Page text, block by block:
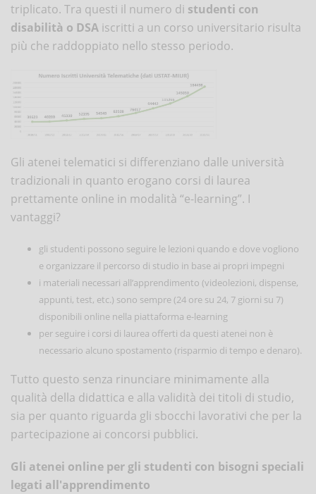
triplicato. Tra questi il numero di studenti con
disabilità o DSA iscritti a un corso universitario risulta
più che raddoppiato nello stesso periodo.
Gli atenei telematici si differenziano dalle università
tradizionali in quanto erogano corsi di laurea
prettamente online in modalità “e-learning”. I
vantaggi?
gli studenti possono seguire le lezioni quando e dove vogliono
e organizzare il percorso di studio in base ai propri impegni
i materiali necessari all’apprendimento (videolezioni, dispense,
appunti, test, etc.) sono sempre (24 ore su 24, 7 giorni su 7)
disponibili online nella piattaforma e-learning
per seguire i corsi di laurea offerti da questi atenei non è
necessario alcuno spostamento (risparmio di tempo e denaro).
Tutto questo senza rinunciare minimamente alla
qualità della didattica e alla validità dei titoli di studio,
sia per quanto riguarda gli sbocchi lavorativi che per la
partecipazione ai concorsi pubblici.
Gli atenei online per gli studenti con bisogni speciali
legati all'apprendimento